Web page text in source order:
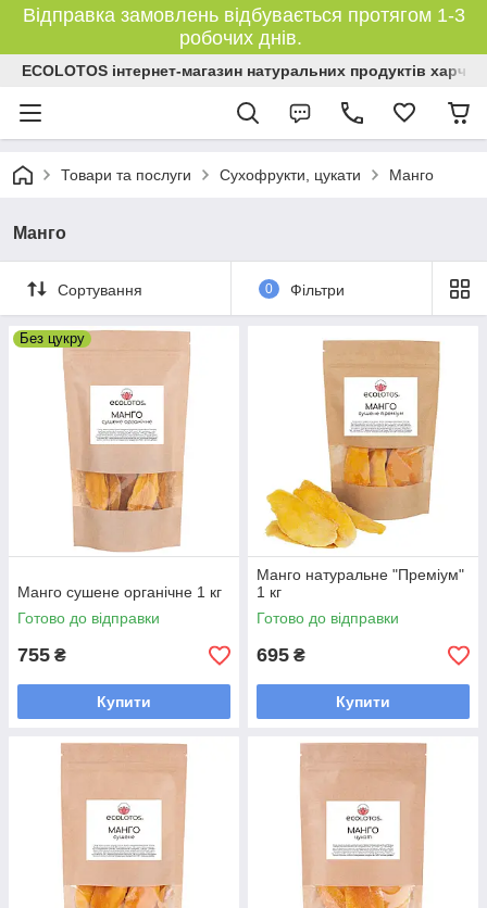
Відправка замовлень відбувається протягом 1-3
робочих днів.
ECOLOTOS інтернет-магазин натуральних продуктів
Товари та послуги Сухофрукти, цукати Манго
Манго
Сортування 0 Фільтри
Без цукру
Манго сушене органічне 1 кг
Готово до відправки
755 ₴
Купити
Манго натуральне "Преміум"
1 кг
Готово до відправки
695 ₴
Купити